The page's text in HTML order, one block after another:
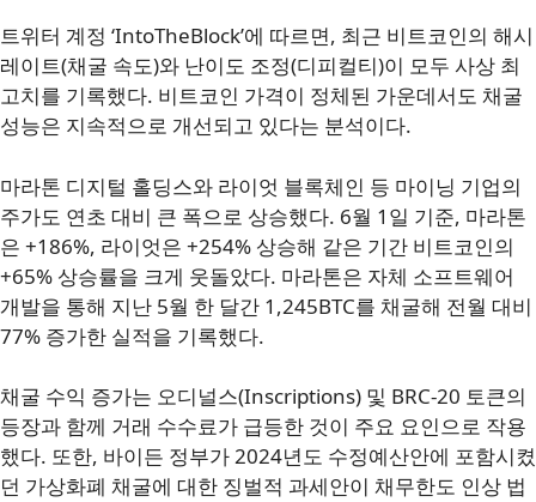
트위터 계정 ‘IntoTheBlock’에 따르면, 최근 비트코인의 해시
레이트(채굴 속도)와 난이도 조정(디피컬티)이 모두 사상 최
고치를 기록했다. 비트코인 가격이 정체된 가운데서도 채굴
성능은 지속적으로 개선되고 있다는 분석이다.
마라톤 디지털 홀딩스와 라이엇 블록체인 등 마이닝 기업의
주가도 연초 대비 큰 폭으로 상승했다. 6월 1일 기준, 마라톤
은 +186%, 라이엇은 +254% 상승해 같은 기간 비트코인의
+65% 상승률을 크게 웃돌았다. 마라톤은 자체 소프트웨어
개발을 통해 지난 5월 한 달간 1,245BTC를 채굴해 전월 대비
77% 증가한 실적을 기록했다.
채굴 수익 증가는 오디널스(Inscriptions) 및 BRC-20 토큰의
등장과 함께 거래 수수료가 급등한 것이 주요 요인으로 작용
했다. 또한, 바이든 정부가 2024년도 수정예산안에 포함시켰
던 가상화폐 채굴에 대한 징벌적 과세안이 채무한도 인상 법